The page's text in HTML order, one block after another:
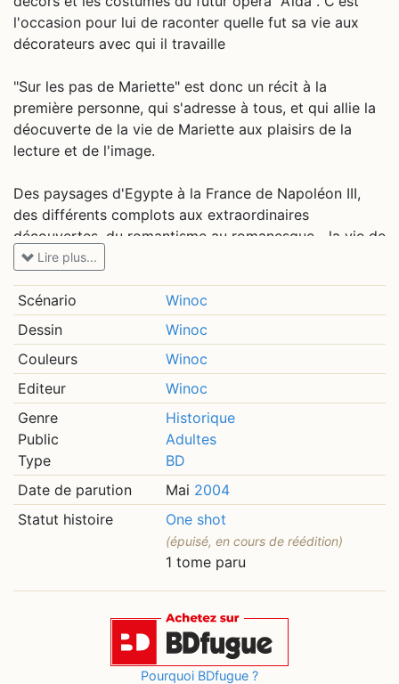
l'occasion pour lui de raconter quelle fut sa vie aux
décorateurs avec qui il travaille
"Sur les pas de Mariette" est donc un récit à la
première personne, qui s'adresse à tous, et qui allie la
déocuverte de la vie de Mariette aux plaisirs de la
lecture et de l'image.
Des paysages d'Egypte à la France de Napoléon III,
des différents complots aux extraordinaires
découvertes, du romantisme au romanesque...,la vie de
Mariette est une aventure qui ne demandait qu'à être
Lire plus...
Scénario
Winoc
Dessin
Winoc
Couleurs
Winoc
Editeur
Winoc
Genre
Public
Type
Historique
Adultes
BD
Date de parution
Mai 2004
Statut histoire
One shot
(épuisé, en cours de réédition)
1 tome paru
Pourquoi BDfugue ?